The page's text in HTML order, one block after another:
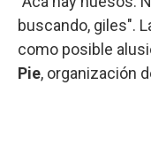
buscando, giles".
como posible
Pie, organización